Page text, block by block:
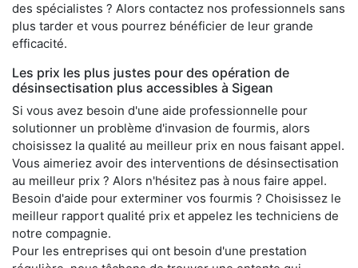
des spécialistes ? Alors contactez nos professionnels sans
plus tarder et vous pourrez bénéficier de leur grande
efficacité.
Les prix les plus justes pour des opération de
désinsectisation plus accessibles à Sigean
Si vous avez besoin d'une aide professionnelle pour
solutionner un problème d'invasion de fourmis, alors
choisissez la qualité au meilleur prix en nous faisant appel.
Vous aimeriez avoir des interventions de désinsectisation
au meilleur prix ? Alors n'hésitez pas à nous faire appel.
Besoin d'aide pour exterminer vos fourmis ? Choisissez le
meilleur rapport qualité prix et appelez les techniciens de
notre compagnie.
Pour les entreprises qui ont besoin d'une prestation